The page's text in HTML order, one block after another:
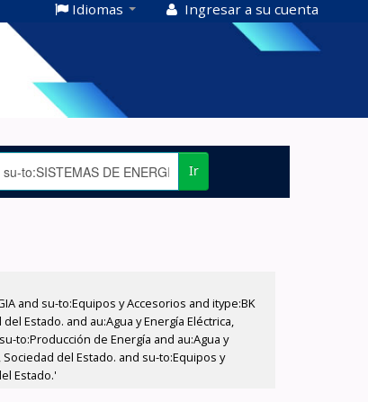
Idiomas Ingresar a su cuenta
Ir
and su-to:Equipos y Accesorios and itype:BK
Estado. and au:Agua y Energía Eléctrica,
to:Producción de Energía and au:Agua y
del Estado. and su-to:Equipos y
Estado.'